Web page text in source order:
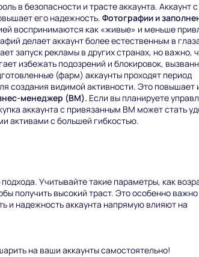
в безопасности и трасте аккаунта. Аккаунт
его надежность. Фотографии и
воспринимаются как «живые» и меньше
делает аккаунт более естественным в
запуск рекламы в других странах, но важно,
избежать подозрений и блокировок,
(фарм) аккаунты проходят период
создания видимой активности. Это повышает
менеджер (BM). Если вы планируете
аккаунта с привязанным BM может стать
активами с большей гибкостью.
Учитывайте такие параметры, как
получить высокий траст. Это особенно
и надежность аккаунта напрямую влияют на
на ваши аккаунты самостоятельно!